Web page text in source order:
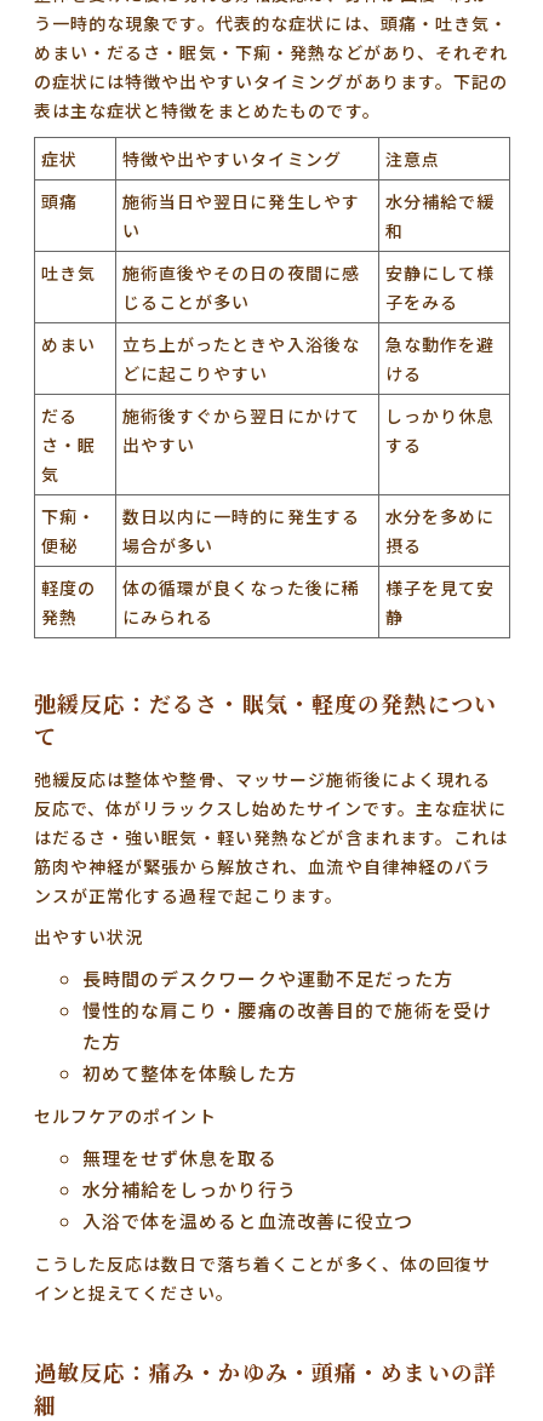
う一時的な現象です。代表的な症状には、頭痛・吐き気・
めまい・だるさ・眠気・下痢・発熱などがあり、それぞれ
の症状には特徴や出やすいタイミングがあります。下記の
表は主な症状と特徴をまとめたものです。
症状
特徴や出やすいタイミング
注意点
頭痛
施術当日や翌日に発生しやす
い
水分補給で緩
和
吐き気
施術直後やその日の夜間に感
じることが多い
安静にして様
子をみる
めまい
立ち上がったときや入浴後な
どに起こりやすい
急な動作を避
ける
だる
さ・眠
気
施術後すぐから翌日にかけて
出やすい
しっかり休息
する
下痢・
便秘
数日以内に一時的に発生する
場合が多い
水分を多めに
摂る
軽度の
発熱
体の循環が良くなった後に稀
にみられる
様子を見て安
静
弛緩反応：だるさ・眠気・軽度の発熱につい
て
弛緩反応は整体や整骨、マッサージ施術後によく現れる
反応で、体がリラックスし始めたサインです。主な症状に
はだるさ・強い眠気・軽い発熱などが含まれます。これは
筋肉や神経が緊張から解放され、血流や自律神経のバラ
ンスが正常化する過程で起こります。
出やすい状況
長時間のデスクワークや運動不足だった方
慢性的な肩こり・腰痛の改善目的で施術を受け
た方
初めて整体を体験した方
セルフケアのポイント
無理をせず休息を取る
水分補給をしっかり行う
入浴で体を温めると血流改善に役立つ
こうした反応は数日で落ち着くことが多く、体の回復サ
インと捉えてください。
過敏反応：痛み・かゆみ・頭痛・めまいの詳
細